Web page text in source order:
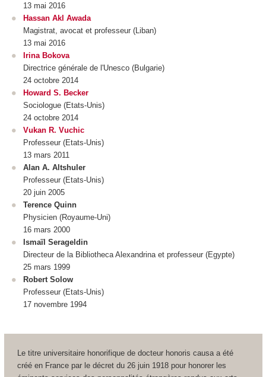
13 mai 2016
Hassan Akl Awada
Magistrat, avocat et professeur (Liban)
13 mai 2016
Irina Bokova
Directrice générale de l'Unesco (Bulgarie)
24 octobre 2014
Howard S. Becker
Sociologue (Etats-Unis)
24 octobre 2014
Vukan R. Vuchic
Professeur (Etats-Unis)
13 mars 2011
Alan A. Altshuler
Professeur (Etats-Unis)
20 juin 2005
Terence Quinn
Physicien (Royaume-Uni)
16 mars 2000
Ismaïl Serageldin
Directeur de la Bibliotheca Alexandrina et professeur (Egypte)
25 mars 1999
Robert Solow
Professeur (Etats-Unis)
17 novembre 1994
Le titre universitaire honorifique de docteur honoris causa a été
créé en France par le décret du 26 juin 1918 pour honorer les